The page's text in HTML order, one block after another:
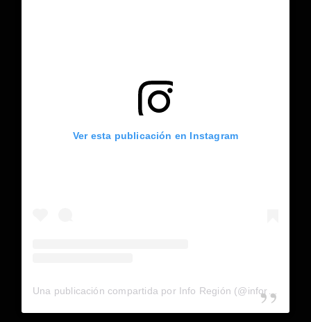
Ver esta publicación en Instagram